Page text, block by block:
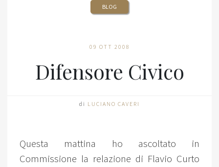
BLOG
09 OTT 2008
Difensore Civico
di LUCIANO CAVERI
Questa mattina ho ascoltato in
Commissione la relazione di Flavio Curto